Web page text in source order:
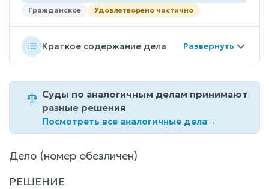
Гражданское Удовлетворено частично
Краткое содержание дела
Суды по аналогичным делам принимают
разные решения
Посмотреть все аналогичные дела→
Дело (номер обезличен)
РЕШЕНИЕ